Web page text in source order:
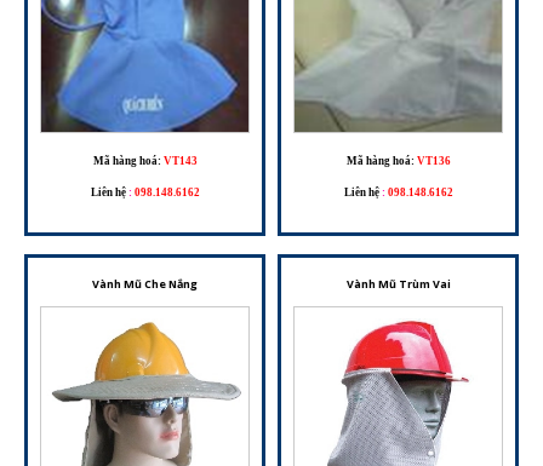
Mã hàng hoá: VT143
Liên hệ : 098.148.6162
Mã hàng hoá: VT136
Liên hệ : 098.148.6162
Vành Mũ Che Nắng Vành Mũ Trùm Vai